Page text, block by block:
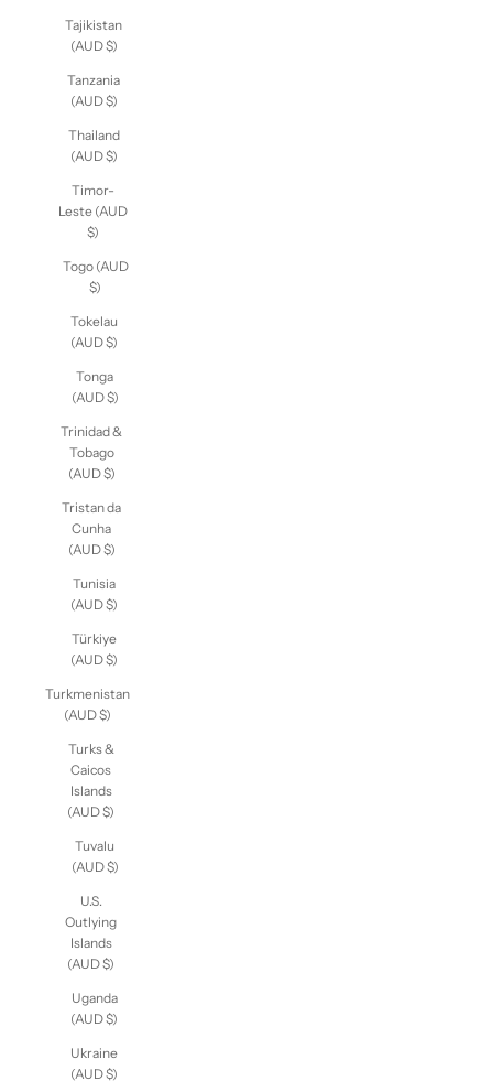
Tajikistan
(AUD $)
Tanzania
(AUD $)
Thailand
(AUD $)
Timor-
Leste (AUD
$)
Togo (AUD
$)
Tokelau
(AUD $)
Tonga
(AUD $)
Trinidad &
Tobago
(AUD $)
Tristan da
Cunha
(AUD $)
Tunisia
(AUD $)
Türkiye
(AUD $)
Turkmenistan
(AUD $)
Turks &
Caicos
Islands
(AUD $)
Tuvalu
(AUD $)
U.S.
Outlying
Islands
(AUD $)
Uganda
(AUD $)
Ukraine
(AUD $)